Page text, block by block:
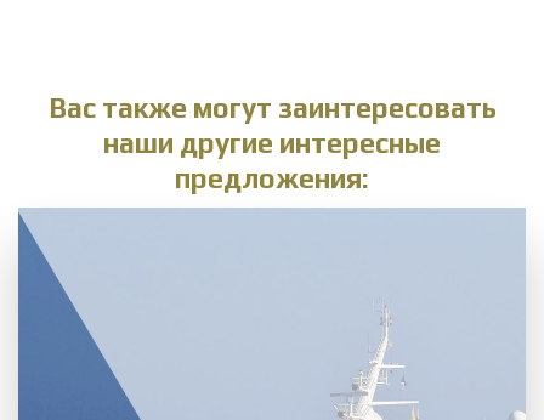
Вас также могут заинтересовать
наши другие интересные
предложения: